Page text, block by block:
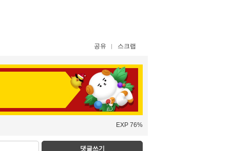
공유 스크랩
EXP 76%
댓글쓰기